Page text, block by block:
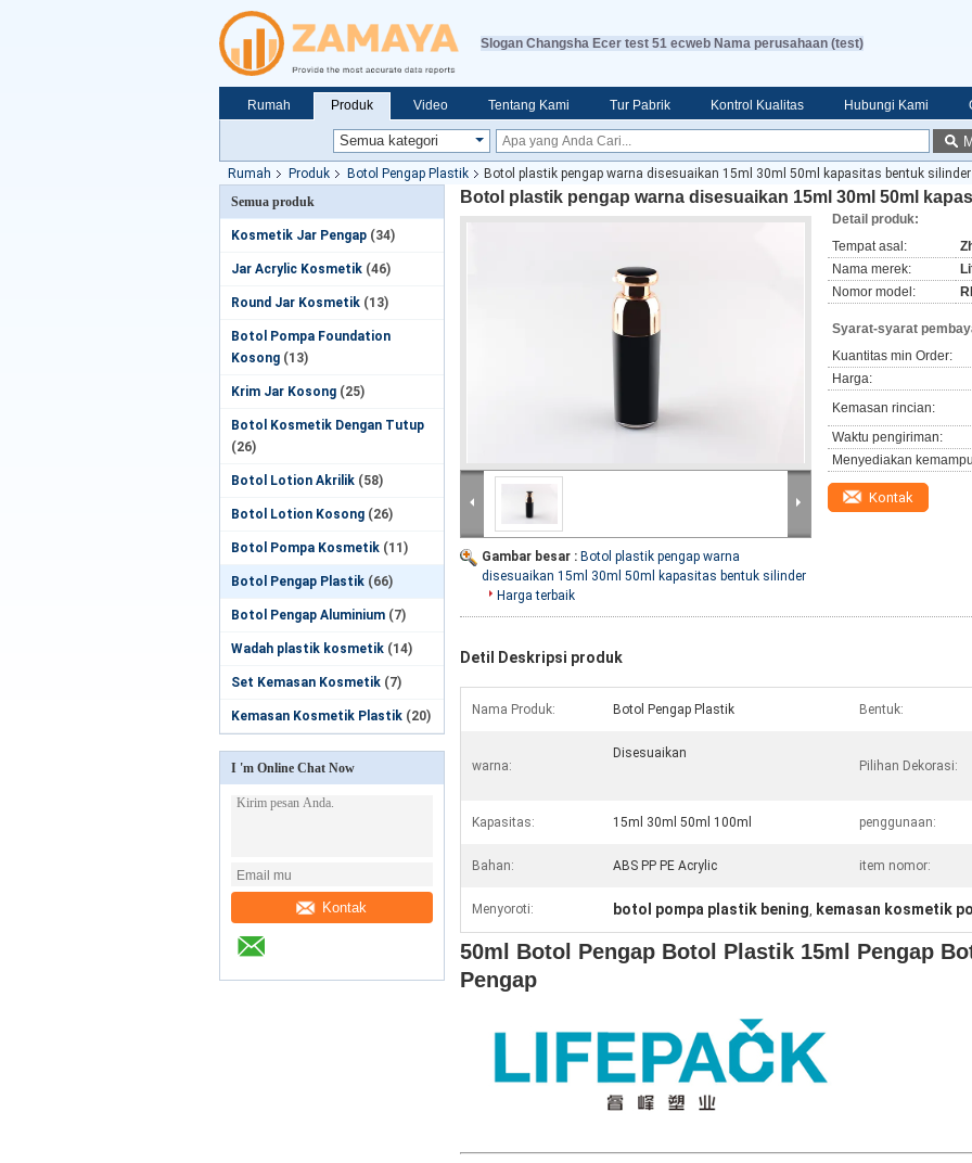
Slogan Changsha Ecer test 51 ecweb Nama perusahaan (test)
Rumah Produk Video Tentang Kami Tur Pabrik Kontrol Kualitas Hubungi Kami
Rumah Produk Botol Pengap Plastik
Botol plastik pengap warna disesuaikan 15ml 30ml 50ml kapasitas bentuk silinder
Semua produk
Kosmetik Jar Pengap (34)
Jar Acrylic Kosmetik (46)
Round Jar Kosmetik (13)
Botol Pompa Foundation
Kosong (13)
Krim Jar Kosong (25)
Botol Kosmetik Dengan Tutup
(26)
Botol Lotion Akrilik (58)
Botol Lotion Kosong (26)
Botol Pompa Kosmetik (11)
Botol Pengap Plastik (66)
Botol Pengap Aluminium (7)
Wadah plastik kosmetik (14)
Set Kemasan Kosmetik (7)
Kemasan Kosmetik Plastik (20)
I 'm Online Chat Now
Kontak
Botol plastik pengap warna disesuaikan 15ml 30ml 50ml
Gambar besar : Botol plastik pengap warna
disesuaikan 15ml 30ml 50ml kapasitas bentuk silinder
Harga terbaik
Detail produk:
Tempat asal:
Nama merek:
Nomor model:
Syarat-syarat
Kuantitas min Order:
Harga:
Kemasan rincian:
Waktu pengiriman:
Menyediakan
Kontak
Detil Deskripsi produk
Nama Produk: Botol Pengap Plastik Bentuk:
warna:
Disesuaikan
Pilihan Dekorasi:
Kapasitas: 15ml 30ml 50ml 100ml penggunaan:
Bahan: ABS PP PE Acrylic item nomor:
Menyoroti: botol pompa plastik bening, kemasan kosmetik
50ml Botol Pengap Botol Plastik 15ml Pengap
Pengap